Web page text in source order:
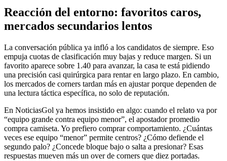
Reacción del entorno: favoritos caros,
mercados secundarios lentos
La conversación pública ya infló a los candidatos de siempre. Eso
empuja cuotas de clasificación muy bajas y reduce margen. Si un
favorito aparece sobre 1.40 para avanzar, la casa te está pidiendo
una precisión casi quirúrgica para rentar en largo plazo. En cambio,
los mercados de corners tardan más en ajustar porque dependen de
una lectura táctica específica, no solo de reputación.
En NoticiasGol ya hemos insistido en algo: cuando el relato va por
“equipo grande contra equipo menor”, el apostador promedio
compra camiseta. Yo prefiero comprar comportamiento. ¿Cuántas
veces ese equipo “menor” permite centros? ¿Cómo defiende el
segundo palo? ¿Concede bloque bajo o salta a presionar? Esas
respuestas mueven más un over de corners que diez portadas.